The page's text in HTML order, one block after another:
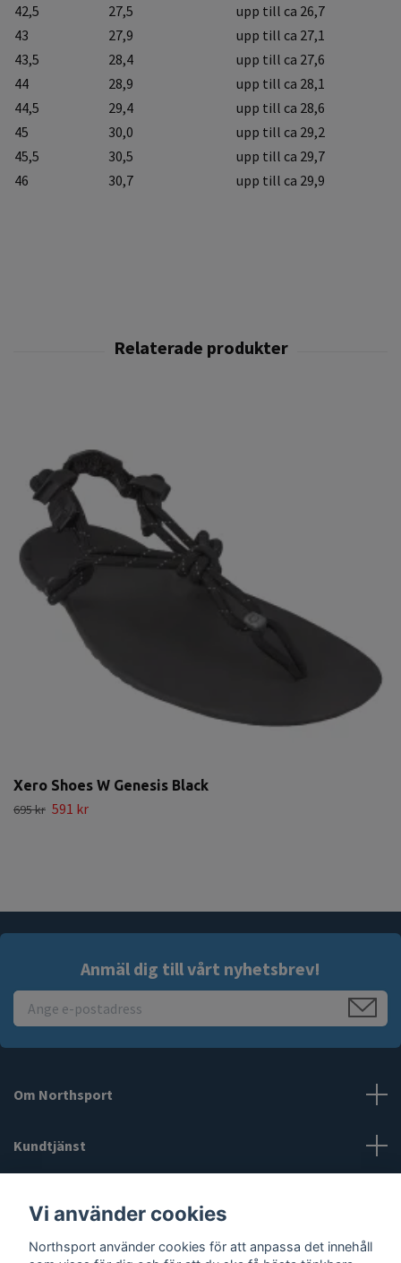
42,5
27,5
upp till ca 26,7
43
27,9
upp till ca 27,1
43,5
28,4
upp till ca 27,6
44
28,9
upp till ca 28,1
44,5
29,4
upp till ca 28,6
45
30,0
upp till ca 29,2
45,5
30,5
upp till ca 29,7
46
30,7 upp till ca 29,9
Xero Shoes W Genesis Black
695 kr 591 kr
Anmäl dig till vårt nyhetsbrev!
Om Northsport
Kundtjänst
Sociala medier
Vi använder cookies
Northsport använder cookies för att anpassa det innehåll